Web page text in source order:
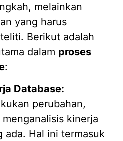
melainkan
yang harus
Berikut adalah
dalam proses
:
Database:
perubahan,
kinerja
ada. Hal ini termasuk